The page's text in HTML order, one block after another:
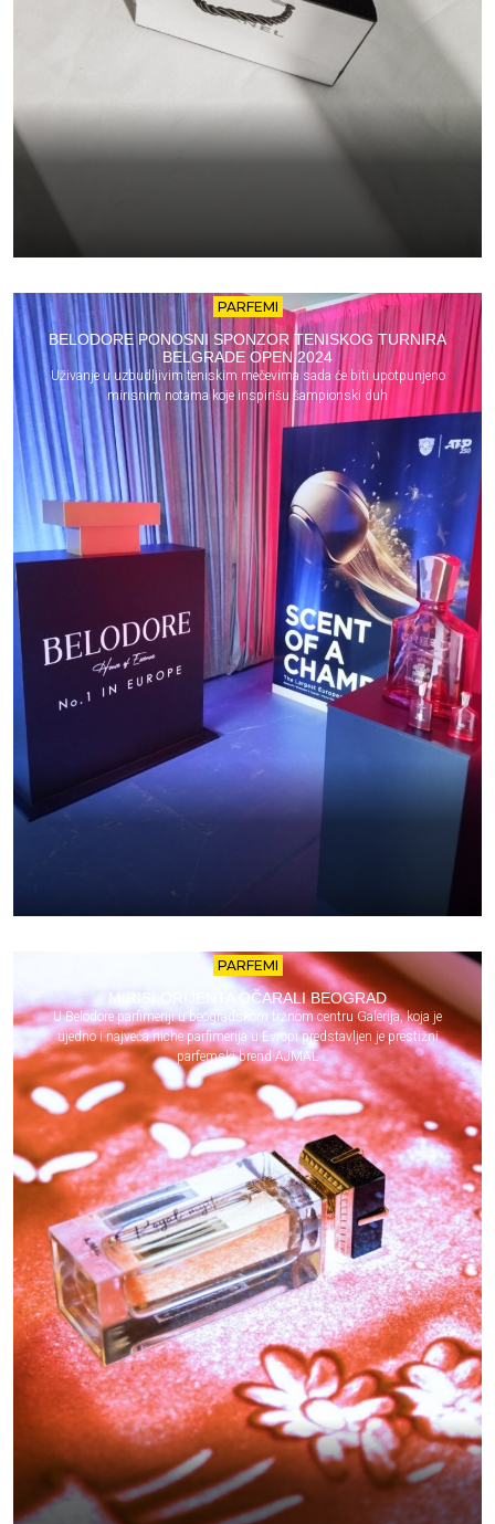
PARFEMI
BELODORE PONOSNI SPONZOR TENISKOG TURNIRA
BELGRADE OPEN 2024
Uživanje u uzbudljivim teniskim mečevima sada će biti upotpunjeno
mirisnim notama koje inspirišu šampionski duh
PARFEMI
MIRISI ORIJENTA OČARALI BEOGRAD
U Belodore parfimeriji u beogradskom tržnom centru Galerija, koja je
ujedno i najveća niche parfimerija u Evropi predstavljen je prestižni
parfemski brend AJMAL